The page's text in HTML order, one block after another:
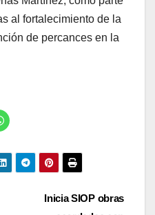
al fortalecimiento de la
de percances en la
Inicia SIOP obras